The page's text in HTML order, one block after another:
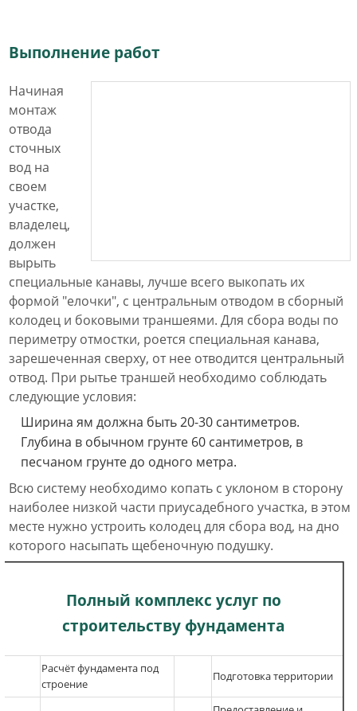
Выполнение работ
Начиная
монтаж
отвода
сточных
вод на
своем
участке,
владелец,
должен
вырыть
специальные канавы, лучше всего выкопать их
формой "елочки", с центральным отводом в сборный
колодец и боковыми траншеями. Для сбора воды по
периметру отмостки, роется специальная канава,
зарешеченная сверху, от нее отводится центральный
отвод. При рытье траншей необходимо соблюдать
следующие условия:
Ширина ям должна быть 20-30 сантиметров.
Глубина в обычном грунте 60 сантиметров, в
песчаном грунте до одного метра.
Всю систему необходимо копать с уклоном в сторону
наиболее низкой части приусадебного участка, в этом
месте нужно устроить колодец для сбора вод, на дно
которого насыпать щебеночную подушку.
Полный комплекс услуг по
строительству фундамента
Расчёт фундамента под
строение
Подготовка территории